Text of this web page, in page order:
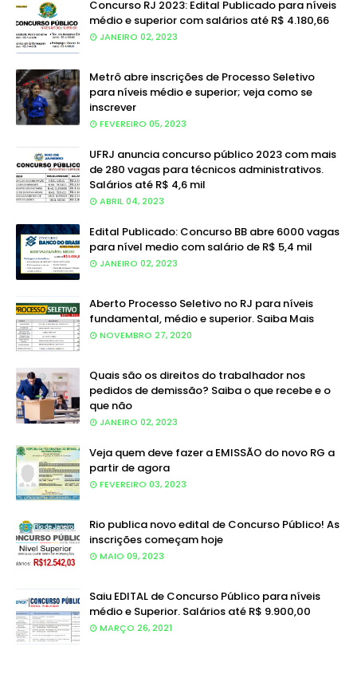
Concurso RJ 2023: Edital Publicado para níveis
médio e superior com salários até R$ 4.180,66
JANEIRO 02, 2023
Metrô abre inscrições de Processo Seletivo
para níveis médio e superior; veja como se
inscrever
FEVEREIRO 05, 2023
UFRJ anuncia concurso público 2023 com mais
de 280 vagas para técnicos administrativos.
Salários até R$ 4,6 mil
ABRIL 04, 2023
Edital Publicado: Concurso BB abre 6000 vagas
para nível medio com salário de R$ 5,4 mil
JANEIRO 02, 2023
Aberto Processo Seletivo no RJ para níveis
fundamental, médio e superior. Saiba Mais
NOVEMBRO 27, 2020
Quais são os direitos do trabalhador nos
pedidos de demissão? Saiba o que recebe e o
que não
JANEIRO 02, 2023
Veja quem deve fazer a EMISSÃO do novo RG a
partir de agora
FEVEREIRO 03, 2023
Rio publica novo edital de Concurso Público! As
inscrições começam hoje
MAIO 09, 2023
Saiu EDITAL de Concurso Público para níveis
médio e Superior. Salários até R$ 9.900,00
MARÇO 26, 2021